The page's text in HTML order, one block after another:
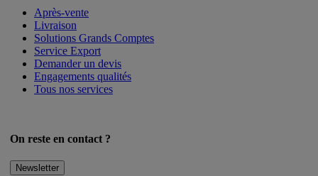
Après-vente
Livraison
Solutions Grands Comptes
Service Export
Demander un devis
Engagements qualités
Tous nos services
On reste en contact ?
Newsletter